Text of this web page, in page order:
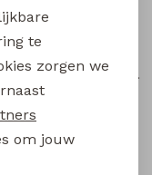
Fenda baby W20261 baby meisjes denim jack Wijnrood
te
zorgen we
om jouw